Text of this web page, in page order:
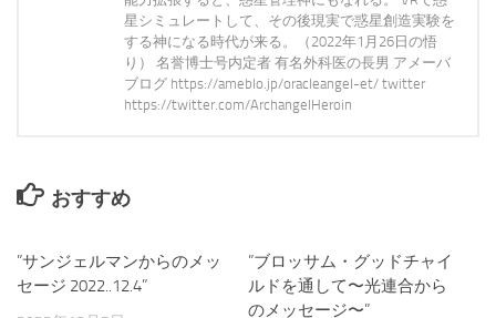
星シミュレートして、その後現実で惑星創造実験を
する神になる時代が来る。（2022年1月26日の悟
り） 名誉博士号内定者 有名外科医の長男 アメーバ
ブログ https://ameblo.jp/oracleangel-et/ twitter
https://twitter.com/ArchangelHeroin
おすすめ
”サンジェルマンからのメッ
セージ 2022..12.4”
”ブロッサム・グッドチャイ
ルドを通して〜光連合から
のメッセージ〜”